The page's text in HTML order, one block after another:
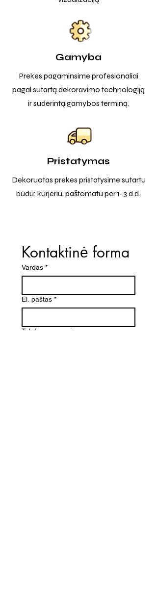
Gamyba
Prekes pagaminsime profesionaliai
pagal sutartą dekoravimo technologiją
ir suderintą gamybos terminą.
Pristatymas
Dekoruotas prekes pristatysime sutartu
būdu: kurjeriu, paštomatu per 1-3 d.d..
Kontaktinė forma
Vardas *
El. paštas *
Telefono numeris